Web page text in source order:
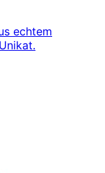
echtem